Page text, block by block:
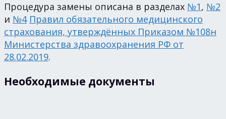
Процедура замены описана в разделах №1, №2
и №4 Правил обязательного медицинского
страхования, утверждённых Приказом №108н
Министерства здравоохранения РФ от
28.02.2019.
Необходимые документы